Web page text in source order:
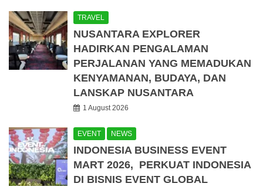
TRAVEL
NUSANTARA EXPLORER
HADIRKAN PENGALAMAN
PERJALANAN YANG MEMADUKAN
KENYAMANAN, BUDAYA, DAN
LANSKAP NUSANTARA
1 August 2026
EVENT NEWS
INDONESIA BUSINESS EVENT
MART 2026, PERKUAT INDONESIA
DI BISNIS EVENT GLOBAL